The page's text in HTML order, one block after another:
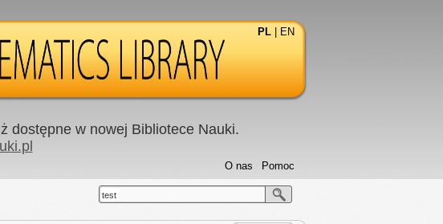
PL EN
dostępne w nowej Bibliotece Nauki.
Pomoc
O nas
test